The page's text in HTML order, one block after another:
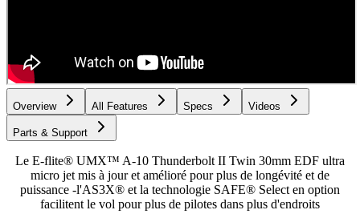
Overview All Features Specs Videos
Parts & Support
Le E-flite® UMX™ A-10 Thunderbolt II Twin 30mm EDF ultra
micro jet mis à jour et amélioré pour plus de longévité et de
puissance -l'AS3X® et la technologie SAFE® Select en option
facilitent le vol pour plus de pilotes dans plus d'endroits